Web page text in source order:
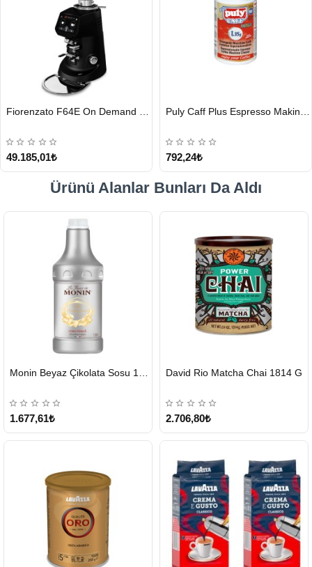
GÖNDERİ
49.185,01₺
GÖNDERİ
792,24₺
Ürünü Alanlar Bunları Da Aldı
GÖNDERİ
1.677,61₺
GÖNDERİ
David Rio Matcha Chai 1814 G
2.706,80₺